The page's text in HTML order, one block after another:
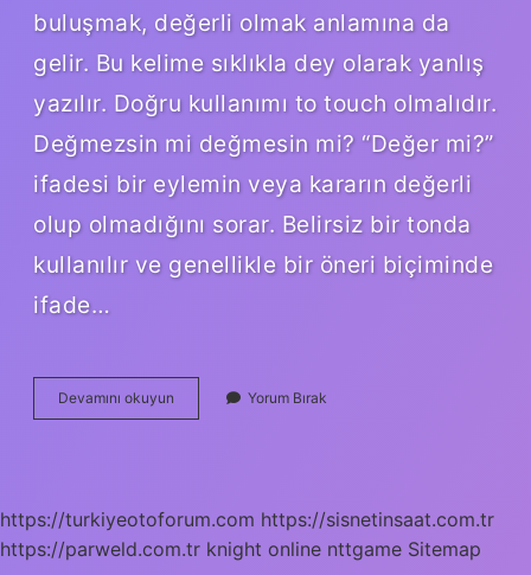
buluşmak, değerli olmak anlamına da
gelir. Bu kelime sıklıkla dey olarak yanlış
yazılır. Doğru kullanımı to touch olmalıdır.
Değmezsin mi değmesin mi? “Değer mi?”
ifadesi bir eylemin veya kararın değerli
olup olmadığını sorar. Belirsiz bir tonda
kullanılır ve genellikle bir öneri biçiminde
ifade…
Devamını okuyun Değmiyor
Mu
Yorum Bırak
https://turkiyeotoforum.com https://sisnetinsaat.com.tr
https://parweld.com.tr knight online nttgame Sitemap